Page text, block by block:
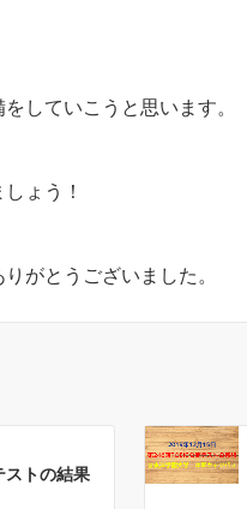
していこうと思います。
ょう！
がとうございました。
トの結果